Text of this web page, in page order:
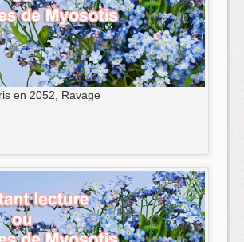
en 2052, Ravage